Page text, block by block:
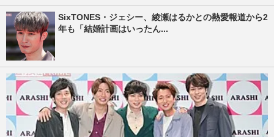
SixTONES・ジェシー、綾瀬はるかとの熱愛報道から2
年も「結婚計画はいったん...